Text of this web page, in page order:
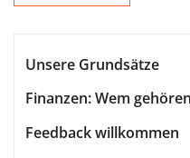
Unsere Grundsätze
Finanzen: Wem
Feedback willkommen